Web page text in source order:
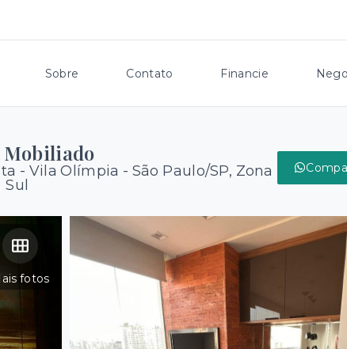
Sobre Contato Financie
Mobiliado
- Vila Olímpia - São Paulo/SP, Zona
Sul
fotos